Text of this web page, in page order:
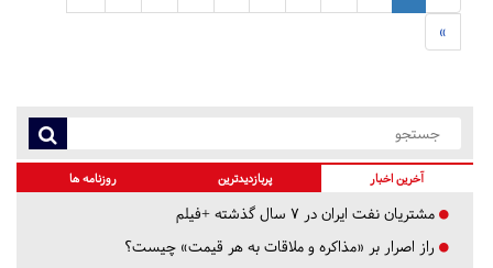
»
آخرین اخبار پربازدیدترین روزنامه ها
مشتریان نفت ایران در ۷ سال گذشته +فیلم
راز اصرار بر «مذاکره و ملاقات به هر قیمت» چیست؟